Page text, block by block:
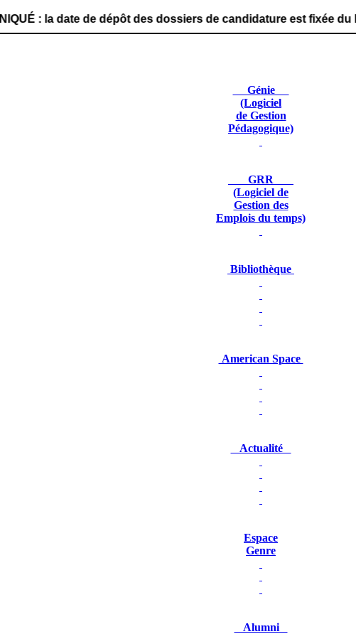
de dépôt des dossiers de candidature est fixée du
Génie
(Logiciel
de Gestion
Pédagogique)
GRR
(Logiciel de
Gestion des
Emplois du temps)
Bibliothèque
American Space
Actualité
Espace
Genre
Alumni